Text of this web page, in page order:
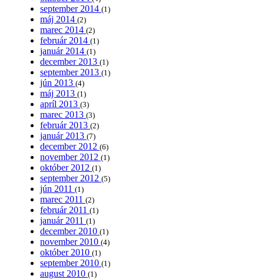
september 2014 (1)
máj 2014 (2)
marec 2014 (2)
február 2014 (1)
január 2014 (1)
december 2013 (1)
september 2013 (1)
jún 2013 (4)
máj 2013 (1)
apríl 2013 (3)
marec 2013 (3)
február 2013 (2)
január 2013 (7)
december 2012 (6)
november 2012 (1)
október 2012 (1)
september 2012 (5)
jún 2011 (1)
marec 2011 (2)
február 2011 (1)
január 2011 (1)
december 2010 (1)
november 2010 (4)
október 2010 (1)
september 2010 (1)
august 2010 (1)